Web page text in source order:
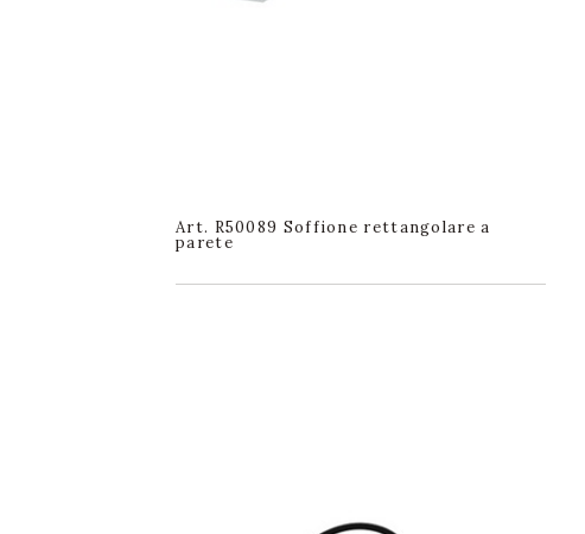
Art. R50089 Soffione rettangolare a
parete